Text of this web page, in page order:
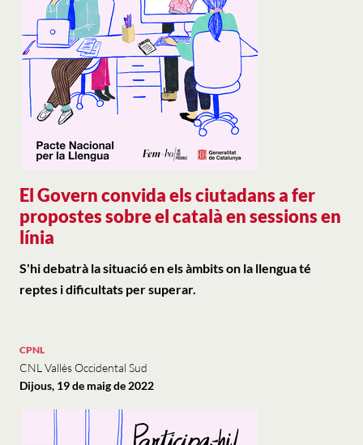
El Govern convida els ciutadans a fer
propostes sobre el català en sessions en
línia
S'hi debatrà la situació en els àmbits on la llengua té
reptes i dificultats per superar.
CPNL
CNL Vallès Occidental Sud
Dijous, 19 de maig de 2022